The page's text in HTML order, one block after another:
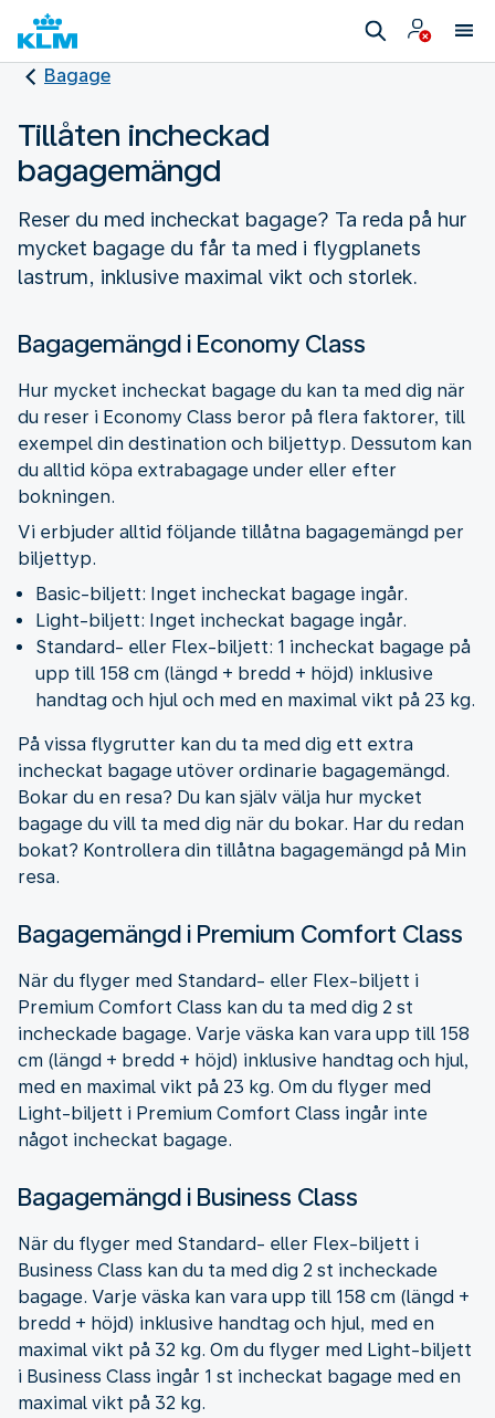
Bagage
Tillåten incheckad
bagagemängd
Reser du med incheckat bagage? Ta reda på hur
mycket bagage du får ta med i flygplanets
lastrum, inklusive maximal vikt och storlek.
Bagagemängd i Economy Class
Hur mycket incheckat bagage du kan ta med dig när
du reser i Economy Class beror på flera faktorer, till
exempel din destination och biljettyp. Dessutom kan
du alltid köpa extrabagage under eller efter
bokningen.
Vi erbjuder alltid följande tillåtna bagagemängd per
biljettyp.
Basic-biljett: Inget incheckat bagage ingår.
Light-biljett: Inget incheckat bagage ingår.
Standard- eller Flex-biljett: 1 incheckat bagage på
upp till 158 cm (längd + bredd + höjd) inklusive
handtag och hjul och med en maximal vikt på 23 kg.
På vissa flygrutter kan du ta med dig ett extra
incheckat bagage utöver ordinarie bagagemängd.
Bokar du en resa? Du kan själv välja hur mycket
bagage du vill ta med dig när du bokar. Har du redan
bokat? Kontrollera din tillåtna bagagemängd på Min
resa.
Bagagemängd i Premium Comfort Class
När du flyger med Standard- eller Flex-biljett i
Premium Comfort Class kan du ta med dig 2 st
incheckade bagage. Varje väska kan vara upp till 158
cm (längd + bredd + höjd) inklusive handtag och hjul,
med en maximal vikt på 23 kg. Om du flyger med
Light-biljett i Premium Comfort Class ingår inte
något incheckat bagage.
Bagagemängd i Business Class
När du flyger med Standard- eller Flex-biljett i
Business Class kan du ta med dig 2 st incheckade
bagage. Varje väska kan vara upp till 158 cm (längd +
bredd + höjd) inklusive handtag och hjul, med en
maximal vikt på 32 kg. Om du flyger med Light-biljett
i Business Class ingår 1 st incheckat bagage med en
maximal vikt på 32 kg.